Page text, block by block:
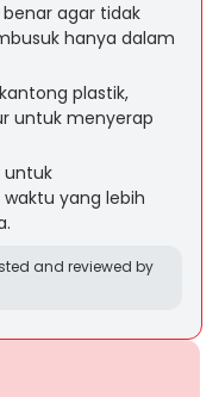
agar tidak
hanya dalam
plastik,
untuk menyerap
untuk
yang lebih
and reviewed by